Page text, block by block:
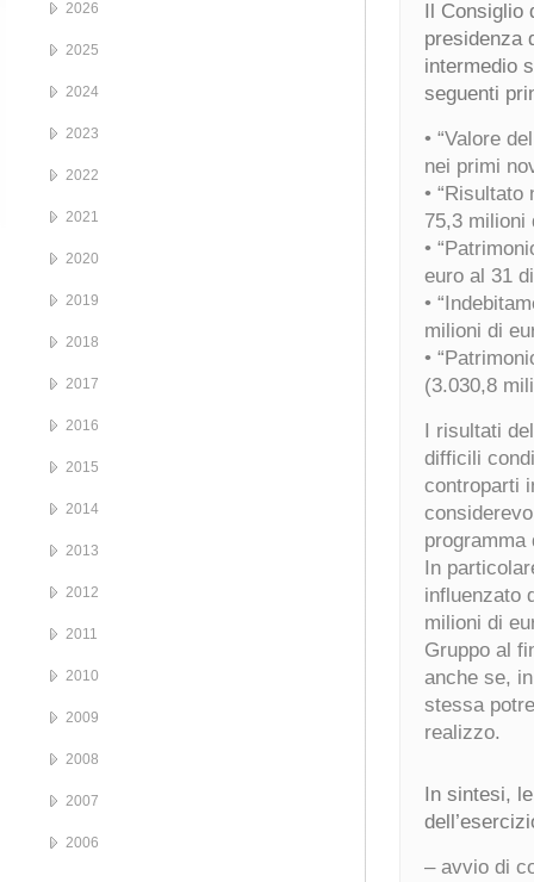
Il Consiglio
presidenza
intermedio
seguenti
• “Valore
nei primi
•
75,3 milioni
•
euro al 31
•
milioni di
•
(3.030,8
I risultati
difficili
controparti
programma
In
influenzato
milioni di
Gruppo al
anche se,
stessa
realizzo.
In sintesi,
– avvio di
2026
2025
2024
2023
2022
2021
2020
2019
2018
2017
2016
2015
2014
2013
2012
2011
2010
2009
2008
2007
2006